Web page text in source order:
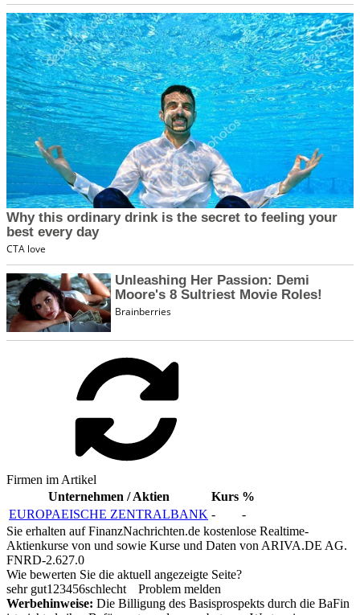
Firmen im Artikel
Unternehmen / Aktien
Kurs %
EUROPAEISCHE ZENTRALBANK -
-
Sie erhalten auf FinanzNachrichten.de kostenlose Realtime-
Aktienkurse von und sowie Kurse und Daten von ARIVA.DE AG.
FNRD-2.627.0
Wie bewerten Sie die aktuell angezeigte Seite?
sehr gut1 23456schlecht
Problem melden
Werbehinweise: Die Billigung des Basisprospekts durch die BaFin